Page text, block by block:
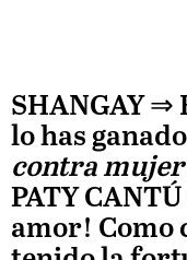
SHANGAY ⇒
lo has
contra mujer
PATY CANTÚ
amor! Como